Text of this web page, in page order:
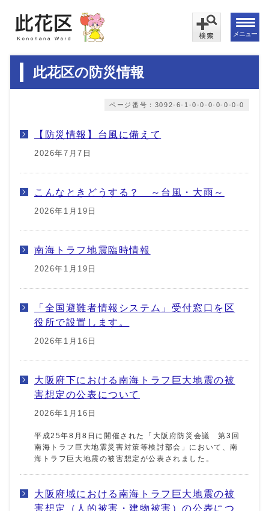
メニュー
此花区の防災情報
ページ番号：3092-6-1-0-0-0-0-0-0-0
【防災情報】台風に備えて
2026年7月7日
こんなときどうする？ ～台風・大雨～
2026年1月19日
南海トラフ地震臨時情報
2026年1月19日
「全国避難者情報システム」受付窓口を区
役所で設置します。
2026年1月16日
大阪府下における南海トラフ巨大地震の被
害想定の公表について
2026年1月16日
平成25年8月8日に開催された「大阪府防災会議 第3回
南海トラフ巨大地震災害対策等検討部会」において、南
海トラフ巨大地震の被害想定が公表されました。
大阪府域における南海トラフ巨大地震の被
害想定（人的被害・建物被害）の公表につ